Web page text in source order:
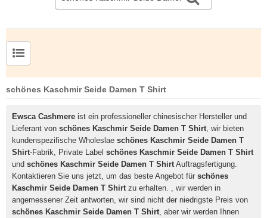
schönes Kaschmir Seide Damen T Shirt
Ewsca Cashmere ist ein professioneller chinesischer Hersteller und
Lieferant von schönes Kaschmir Seide Damen T Shirt, wir bieten
kundenspezifische Wholeslae schönes Kaschmir Seide Damen T
Shirt-Fabrik, Private Label schönes Kaschmir Seide Damen T Shirt
und schönes Kaschmir Seide Damen T ShirtAuftragsfertigung.
Kontaktieren Sie uns jetzt, um das beste Angebot für schönes
Kaschmir Seide Damen T Shirtzu erhalten. , wir werden in
angemessener Zeit antworten, wir sind nicht der niedrigste Preis von
schönes Kaschmir Seide Damen T Shirt, aber wir werden Ihnen